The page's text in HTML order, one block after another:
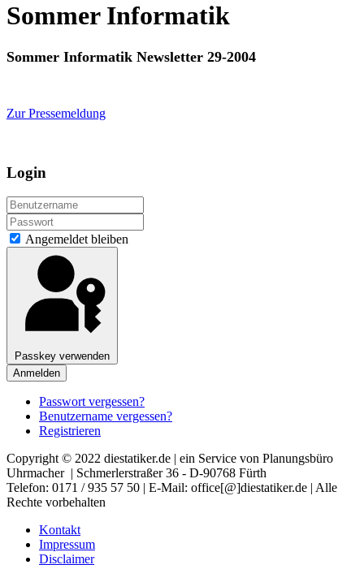
Sommer Informatik
Sommer Informatik Newsletter 29-2004
Zur Pressemeldung
Login
Angemeldet bleiben
Passkey verwenden
Anmelden
Passwort vergessen?
Benutzername vergessen?
Registrieren
Copyright © 2022 diestatiker.de | ein Service von Planungsbüro
Uhrmacher | Schmerlerstraßer 36 - D-90768 Fürth
Telefon: 0171 / 935 57 50 | E-Mail: office[@]diestatiker.de | Alle
Rechte vorbehalten
Kontakt
Impressum
Disclaimer